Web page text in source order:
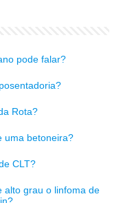
pode falar?
Rota?
uma betoneira?
CLT?
alto grau o linfoma de